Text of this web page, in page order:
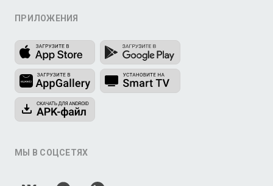
ПРИЛОЖЕНИЯ
МЫ В СОЦСЕТЯХ